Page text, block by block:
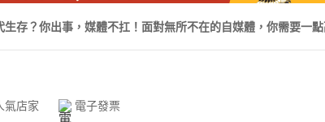
存？你出事，媒體不扛！面對無所不在的自媒體，你需要一點
氣店家 電子發票